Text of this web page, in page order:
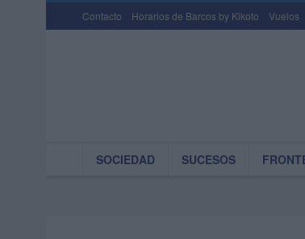
Contacto Horarios de Barcos by Kikoto Vuelos
SOCIEDAD SUCESOS